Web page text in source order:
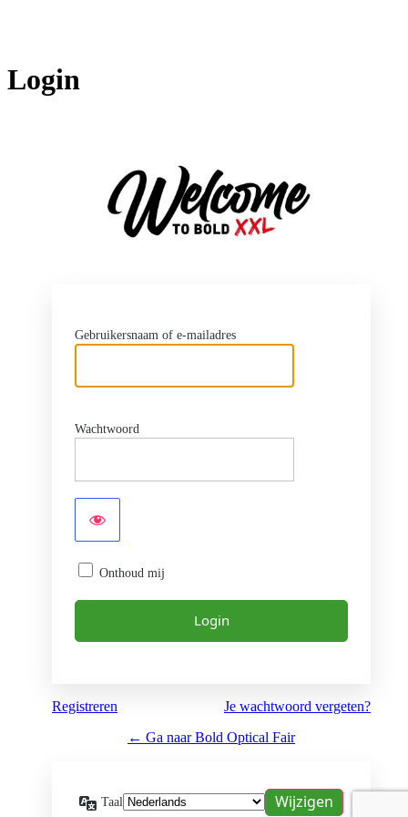
Login
Gebruikersnaam of e-mailadres
Wachtwoord
Onthoud mij
Registreren
Je wachtwoord vergeten?
← Ga naar Bold Optical Fair
Taal